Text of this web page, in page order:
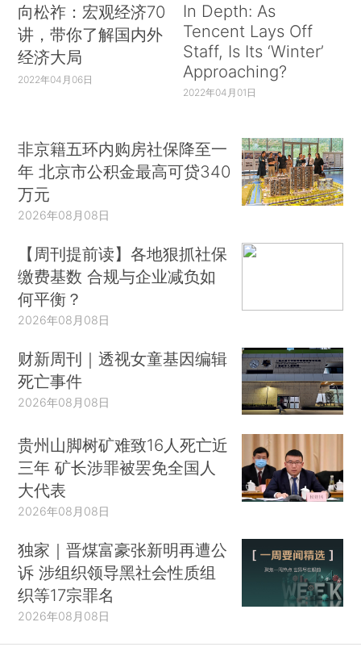
向松祚：宏观经济70
讲，带你了解国内外
经济大局
2022年04月06日
In Depth: As
Tencent Lays Off
Staff, Is Its ‘Winter’
Approaching?
2022年04月01日
非京籍五环内购房社保降至一
年 北京市公积金最高可贷340
万元
2026年08月08日
【周刊提前读】各地狠抓社保
缴费基数 合规与企业减负如
何平衡？
2026年08月08日
财新周刊｜透视女童基因编辑
死亡事件
2026年08月08日
贵州山脚树矿难致16人死亡近
三年 矿长涉罪被罢免全国人
大代表
2026年08月08日
独家｜晋煤富豪张新明再遭公
诉 涉组织领导黑社会性质组
织等17宗罪名
2026年08月08日